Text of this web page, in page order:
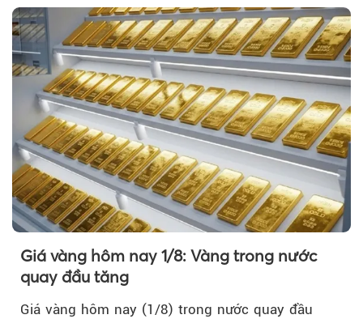
Giá vàng hôm nay 1/8: Vàng trong nước
quay đầu tăng
Giá vàng hôm nay (1/8) trong nước quay đầu